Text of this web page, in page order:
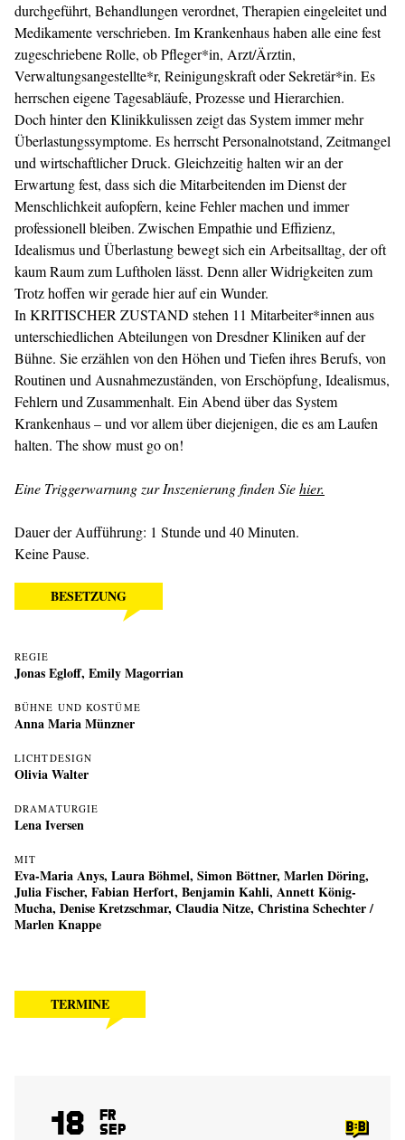
durchgeführt, Behandlungen verordnet, Therapien eingeleitet und
Medikamente verschrieben. Im Krankenhaus haben alle eine fest
zugeschriebene Rolle, ob Pfleger*in, Arzt/Ärztin,
Verwaltungsangestellte*r, Reinigungskraft oder Sekretär*in. Es
herrschen eigene Tagesabläufe, Prozesse und Hierarchien.
Doch hinter den Klinikkulissen zeigt das System immer mehr
Überlastungssymptome. Es herrscht Personalnotstand, Zeitmangel
und wirtschaft­licher Druck. Gleichzeitig halten wir an der
Erwartung fest, dass sich die Mitarbeitenden im Dienst der
Menschlichkeit aufopfern, keine Fehler machen und immer
professionell bleiben. Zwischen Empathie und Effizienz,
Idealismus und Überlastung bewegt sich ein Arbeitsalltag, der oft
kaum Raum zum Luftholen lässt. Denn aller Widrigkeiten zum
Trotz hoffen wir gerade hier auf ein Wunder.
In KRITISCHER ZUSTAND stehen 11 Mitarbeiter*innen aus
unterschiedlichen Abteilungen von Dresdner Kliniken auf der
Bühne. Sie erzählen von den Höhen und Tiefen ihres Berufs, von
Routinen und Ausnahme­zuständen, von Erschöpfung, Idealismus,
Fehlern und Zusammenhalt. Ein Abend über das System
Krankenhaus – und vor allem über diejenigen, die es am Laufen
halten. The show must go on!
Eine Triggerwarnung zur Inszenierung finden Siehier.
Dauer der Aufführung: 1 Stunde und 40 Minuten.
Keine Pause.
BESETZUNG
REGIE
Jonas Egloff, Emily Magorrian
BÜHNE UND KOSTÜME
Anna Maria Münzner
LICHTDESIGN
Olivia Walter
DRAMATURGIE
Lena Iversen
MIT
Eva-Maria Anys, Laura Böhmel, Simon Böttner, Marlen Döring,
Julia Fischer, Fabian Herfort, Benjamin Kahli, Annett König-
Mucha, Denise Kretzschmar, Claudia Nitze, Christina Schechter /
Marlen Knappe
TERMINE
18 Fr
Sep